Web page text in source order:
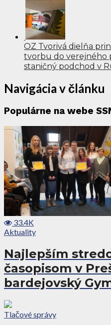
OZ Tvorivá dielňa
tvorbu do verejného
staničný podchod v
Navigácia v článku
Populárne na webe
33.4K
Aktuality
Najlepším
časopisom v
bardejovský
Tlačové správy